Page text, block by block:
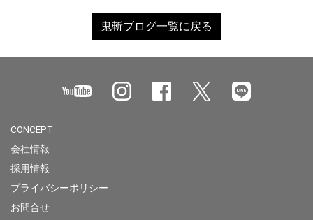
鬼斬ブログ一覧に戻る
CONCEPT
会社情報
採用情報
プライバシーポリシー
お問合せ